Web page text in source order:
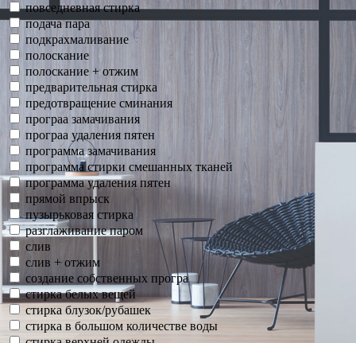
повседневная стирка
подача пара
подкрахмаливание
полоскание
полоскание + отжим
предварительная стирка
предотвращение сминания
програа замачивания
програа удаления пятен
программа замачивания
программа стирки смешанных тканей
программа удаления пятен
прямой впрыск
пузырьковая стирка
разглаживание паром
слив
слив + отжим
создание собственных програ
стирка белых вещей
стирка блузок/рубашек
стирка в большом количестве воды